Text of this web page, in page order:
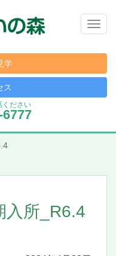
学
ス
ください
入所_R6.4